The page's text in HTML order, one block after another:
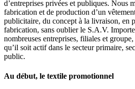
d’entreprises privées et publiques. Nous
fabrication et de production d’un
publicitaire, du concept à la livraison, en
fabrication, sans oublier le S.A.V.
nombreuses entreprises, filiales et groupe,
qu’il soit actif dans le secteur primaire,
public.
Au début, le textile promotionnel